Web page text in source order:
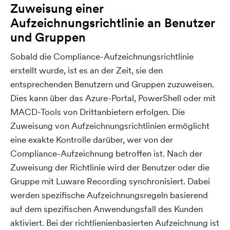
Zuweisung einer
Aufzeichnungsrichtlinie an Benutzer
und Gruppen
Sobald die Compliance-Aufzeichnungsrichtlinie
erstellt wurde, ist es an der Zeit, sie den
entsprechenden Benutzern und Gruppen zuzuweisen.
Dies kann über das Azure-Portal, PowerShell oder mit
MACD-Tools von Drittanbietern erfolgen. Die
Zuweisung von Aufzeichnungsrichtlinien ermöglicht
eine exakte Kontrolle darüber, wer von der
Compliance-Aufzeichnung betroffen ist. Nach der
Zuweisung der Richtlinie wird der Benutzer oder die
Gruppe mit Luware Recording synchronisiert. Dabei
werden spezifische Aufzeichnungsregeln basierend
auf dem spezifischen Anwendungsfall des Kunden
aktiviert. Bei der richtlienienbasierten Aufzeichnung ist